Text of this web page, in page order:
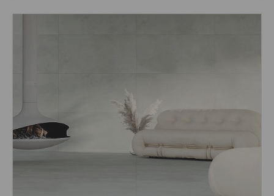
Стили: Под дерево;